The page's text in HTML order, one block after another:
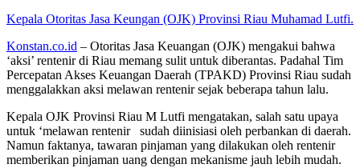
Kepala Otoritas Jasa Keungan (OJK) Provinsi Riau Muhamad Lutfi.
Konstan.co.id – Otoritas Jasa Keuangan (OJK) mengakui bahwa
‘aksi’ rentenir di Riau memang sulit untuk diberantas. Padahal Tim
Percepatan Akses Keuangan Daerah (TPAKD) Provinsi Riau sudah
menggalakkan aksi melawan rentenir sejak beberapa tahun lalu.
Kepala OJK Provinsi Riau M Lutfi mengatakan, salah satu upaya
untuk ‘melawan rentenir sudah diinisiasi oleh perbankan di daerah.
Namun faktanya, tawaran pinjaman yang dilakukan oleh rentenir
memberikan pinjaman uang dengan mekanisme jauh lebih mudah.